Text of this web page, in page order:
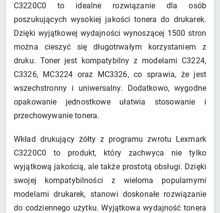
C3220C0 to idealne rozwiązanie dla osób
poszukujących wysokiej jakości tonera do drukarek.
Dzięki wyjątkowej wydajności wynoszącej 1500 stron
można cieszyć się długotrwałym korzystaniem z
druku. Toner jest kompatybilny z modelami C3224,
C3326, MC3224 oraz MC3326, co sprawia, że jest
wszechstronny i uniwersalny. Dodatkowo, wygodne
opakowanie jednostkowe ułatwia stosowanie i
przechowywanie tonera.
Wkład drukujący żółty z programu zwrotu Lexmark
C3220C0 to produkt, który zachwyca nie tylko
wyjątkową jakością, ale także prostotą obsługi. Dzięki
swojej kompatybilności z wieloma popularnymi
modelami drukarek, stanowi doskonałe rozwiązanie
do codziennego użytku. Wyjątkowa wydajność tonera